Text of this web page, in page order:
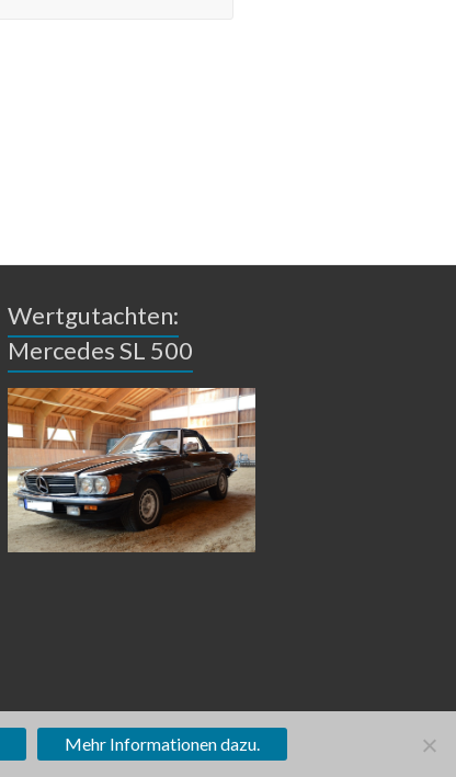
Wertgutachten:
Mercedes SL 500
Mehr Informationen dazu.